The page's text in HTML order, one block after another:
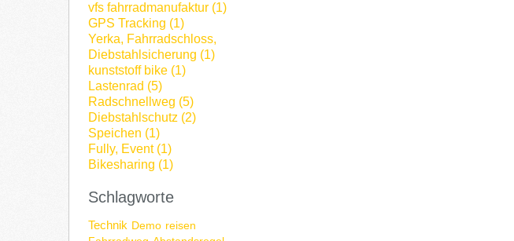
vfs fahrradmanufaktur (1)
GPS Tracking (1)
Yerka, Fahrradschloss,
Diebstahlsicherung (1)
kunststoff bike (1)
Lastenrad (5)
Radschnellweg (5)
Diebstahlschutz (2)
Speichen (1)
Fully, Event (1)
Bikesharing (1)
Schlagworte
Technik Demo reisen